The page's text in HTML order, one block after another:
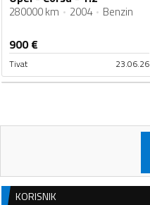
280000 km 2004 Benzin
900€
Tivat 23.06.26
KORISNIK